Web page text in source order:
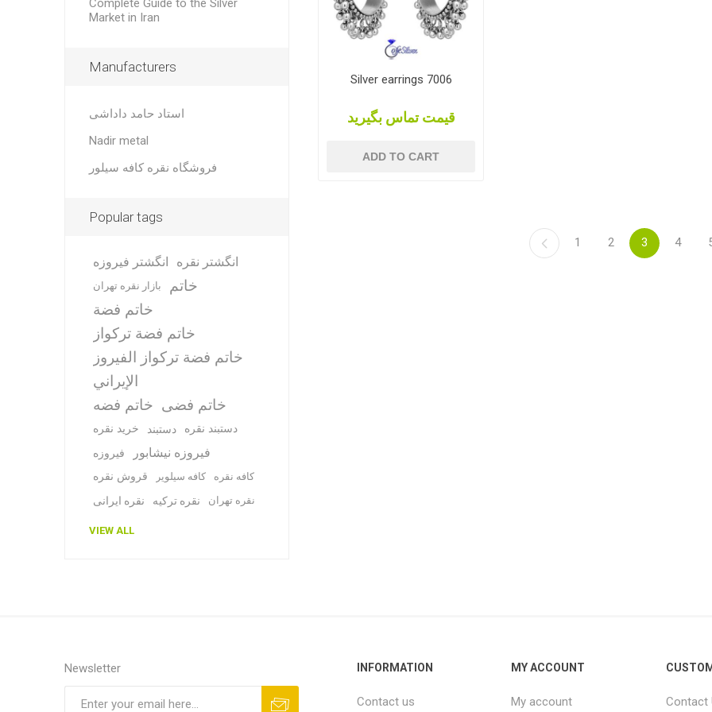
Silver earrings 7006
قیمت تماس بگیرید
ADD TO CART
1 2 3 4
Complete Guide to the Silver
Market in Iran
Manufacturers
استاد حامد داداشی
Nadir metal
فروشگاه نقره کافه سیلور
Popular tags
انگشتر فیروزه انگشتر نقره
بازار نقره تهران
خاتم
خاتم فضة
خاتم فضة تركواز
خاتم فضة تركواز الفيروز
الإيراني
خاتم فضه خاتم فضی
خرید نقره دستبند دستبند نقره
فیروزه فیروزه نیشابور
قروش نقره کافه سیلویر کافه نقره
نقره ایرانی نقره ترکیه نقره تهران
VIEW ALL
Newsletter INFORMATION
Contact us
MY ACCOUNT
My account Contact